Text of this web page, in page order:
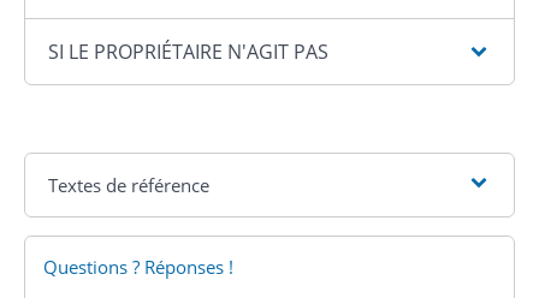
SI LE PROPRIÉTAIRE N'AGIT PAS
Textes de référence
Questions ? Réponses !